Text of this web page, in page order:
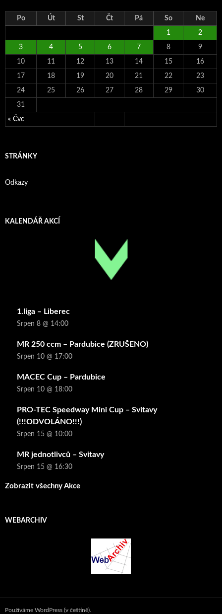
Po Út St Čt Pá So Ne
« Čvc
1 2
3 4 5 6 7 8 9
10 11 12 13 14 15 16
17 18 19 20 21 22 23
24 25 26 27 28 29 30
31
STRÁNKY
Odkazy
KALENDÁŘ AKCÍ
1.liga – Liberec
Srpen 8 @ 14:00
MR 250 ccm – Pardubice (ZRUŠENO)
Srpen 10 @ 17:00
MACEC Cup – Pardubice
Srpen 10 @ 18:00
PRO-TEC Speedway Mini Cup – Svitavy
(!!!ODVOLÁNO!!!)
Srpen 15 @ 10:00
MR jednotlivců – Svitavy
Srpen 15 @ 16:30
Zobrazit všechny Akce
WEBARCHIV
Používáme WordPress (v češtině).